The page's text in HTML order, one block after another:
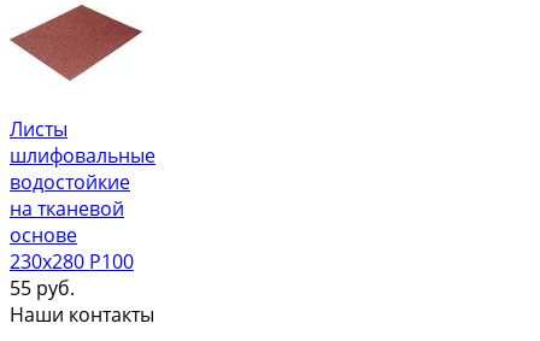
Листы
шлифовальные
водостойкие
на тканевой
основе
230х280 Р100
55 руб.
Наши контакты